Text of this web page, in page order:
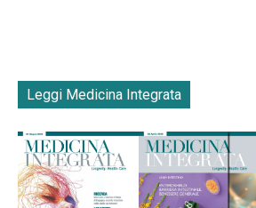
Leggi Medicina Integrata